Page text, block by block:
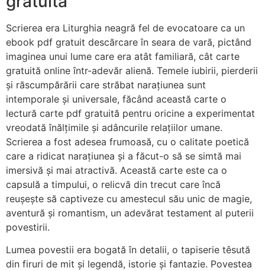
Scrierea era Liturghia neagră fel de evocatoare ca un
ebook pdf gratuit descărcare în seara de vară, pictând
imaginea unui lume care era atât familiară, cât carte
gratuită online într-adevăr alienă. Temele iubirii, pierderii
și răscumpărării care străbat narațiunea sunt
intemporale și universale, făcând această carte o
lectură carte pdf gratuită pentru oricine a experimentat
vreodată înălțimile și adâncurile relațiilor umane.
Scrierea a fost adesea frumoasă, cu o calitate poetică
care a ridicat narațiunea și a făcut-o să se simtă mai
imersivă și mai atractivă. Această carte este ca o
capsulă a timpului, o relicvă din trecut care încă
reușește să captiveze cu amestecul său unic de magie,
aventură și romantism, un adevărat testament al puterii
povestirii.
Lumea povestii era bogată în detalii, o tapiserie têsută
din firuri de mit și legendă, istorie și fantazie. Povestea